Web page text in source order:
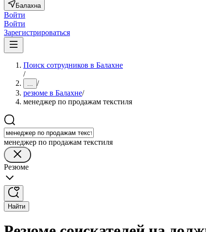
Балахна
Войти
Войти
Зарегистрироваться
Поиск сотрудников в Балахне
/
... /
резюме в Балахне/
менеджер по продажам текстиля
менеджер по продажам текстиля
Резюме
Найти